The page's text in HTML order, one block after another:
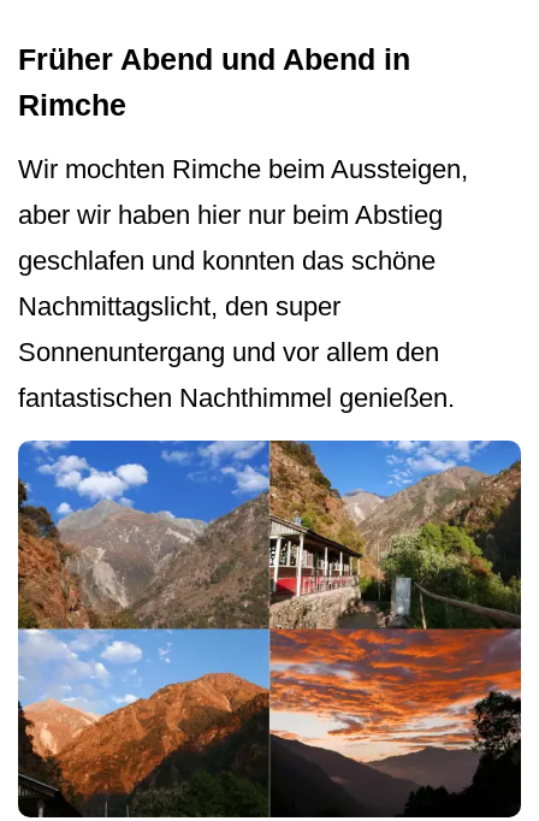
Früher Abend und Abend in
Rimche
Wir mochten Rimche beim Aussteigen,
aber wir haben hier nur beim Abstieg
geschlafen und konnten das schöne
Nachmittagslicht, den super
Sonnenuntergang und vor allem den
fantastischen Nachthimmel genießen.